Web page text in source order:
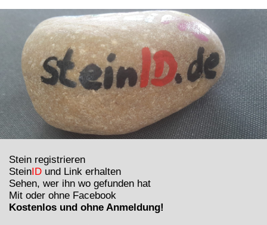
Stein registrieren
Stein ID und Link erhalten
Sehen, wer ihn wo gefunden hat
Mit oder ohne Facebook
Kostenlos und ohne Anmeldung!